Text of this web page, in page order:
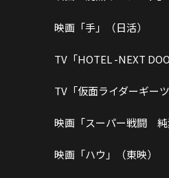
映画「手」（日活）
TV「HOTEL -NEXT
TV「仮面ライダーギー
映画「スーパー戦闘 純
映画「ハウ」（東映）